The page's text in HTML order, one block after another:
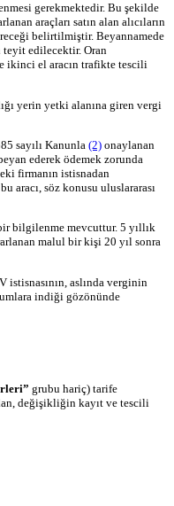
gerekmektedir. Bu şekilde
araçları satın alan alıcıların
belirtilmiştir. Beyannamede
teyit edilecektir. Oran
ikinci el aracın trafikte tescili
yerin yetki alanına giren vergi
sayılı Kanunla (2) onaylanan
ederek ödemek zorunda
firmanın istisnadan
aracı, söz konusu uluslararası
bilgilenme mevcuttur. 5 yıllık
malul bir kişi 20 yıl sonra
aslında verginin
indiği gözönünde
grubu hariç) tarife
değişikliğin kayıt ve tescili